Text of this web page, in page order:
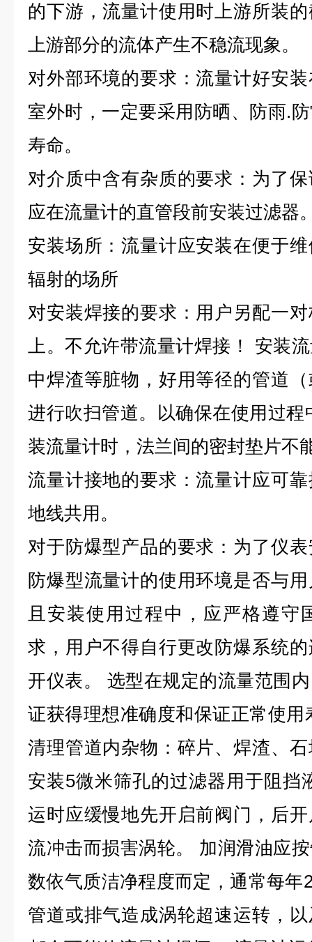
的下游，流量计使用时上游所装
上游部分的流体产生不稳流现象。
对外部环境的要求：流量计好安
室外时，一定要采用防晒、防雨.
寿命。
对介质中含有杂质的要求：为了
应在流量计的直管段前安装过滤器
安装场所：流量计应安装在便于
辐射的场所
对安装焊接的要求：用户另配一
上。不允许带流量计焊接！ 安装
中焊渣等脏物，好用等径的管道
进行吹扫管道。以确保在使用过
装流量计时，法兰间的密封垫片不
流量计接地的要求：流量计应可
地线共用。
对于防爆型产品的要求：为了仪
防爆型流量计的使用环境是否与
且安装使用过程中，应严格遵守
求，用户不得自行更改防爆系统
开仪表。 选型在规定的流量范围
证获得理想准确度和保证正常使
清理管道内杂物：碎片、焊渣、
安装5微米筛孔的过滤器用于阻挡
运时应缓慢地先开启前阀门，后
流冲击而损害涡轮。 加润滑油应
数依气质洁净程度而定，通常每年
管道或排气造成涡轮超速运转，